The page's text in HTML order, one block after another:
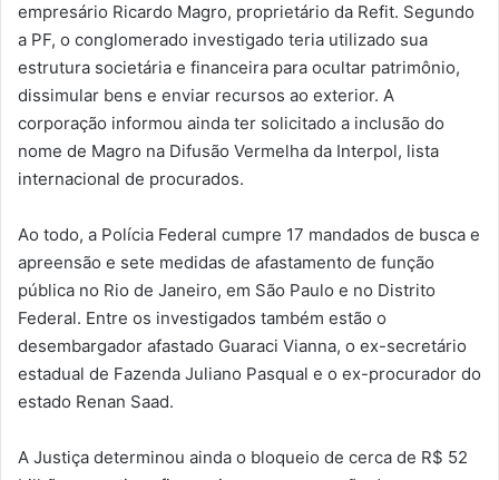
empresário Ricardo Magro, proprietário da Refit. Segundo
a PF, o conglomerado investigado teria utilizado sua
estrutura societária e financeira para ocultar patrimônio,
dissimular bens e enviar recursos ao exterior. A
corporação informou ainda ter solicitado a inclusão do
nome de Magro na Difusão Vermelha da Interpol, lista
internacional de procurados.
Ao todo, a Polícia Federal cumpre 17 mandados de busca e
apreensão e sete medidas de afastamento de função
pública no Rio de Janeiro, em São Paulo e no Distrito
Federal. Entre os investigados também estão o
desembargador afastado Guaraci Vianna, o ex-secretário
estadual de Fazenda Juliano Pasqual e o ex-procurador do
estado Renan Saad.
A Justiça determinou ainda o bloqueio de cerca de R$ 52